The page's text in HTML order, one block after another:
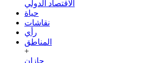
الاقتصاد الدولي
حياة
نقاشات
رأي
المناطق
+
جازان